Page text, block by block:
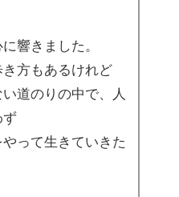
響きました。
方もあるけれど
道のりの中で、人
って生きていきた